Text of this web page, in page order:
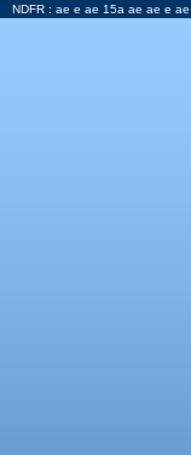
NDFR : ae e ae 15a ae ae e